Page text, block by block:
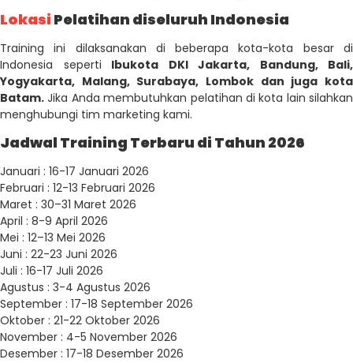
Lokasi Pelatihan diseluruh Indonesia
Training ini dilaksanakan di beberapa kota-kota besar di
Indonesia seperti Ibukota DKI Jakarta, Bandung, Bali,
Yogyakarta, Malang, Surabaya, Lombok dan juga kota
Batam. Jika Anda membutuhkan pelatihan di kota lain silahkan
menghubungi tim marketing kami.
Jadwal Training Terbaru di Tahun 2026
Januari : 16-17 Januari 2026
Februari : 12-13 Februari 2026
Maret : 30–31 Maret 2026
April : 8-9 April 2026
Mei : 12–13 Mei 2026
Juni : 22-23 Juni 2026
Juli : 16-17 Juli 2026
Agustus : 3-4 Agustus 2026
September : 17-18 September 2026
Oktober : 21-22 Oktober 2026
November : 4-5 November 2026
Desember : 17-18 Desember 2026